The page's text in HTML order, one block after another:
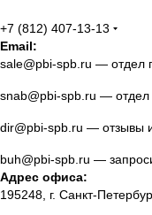
+7 (812) 407-13-13
Email:
sale@pbi-spb.ru — отдел
snab@pbi-spb.ru — отдел
dir@pbi-spb.ru — отзывы
buh@pbi-spb.ru —
Адрес офиса:
195248, г. Санкт-